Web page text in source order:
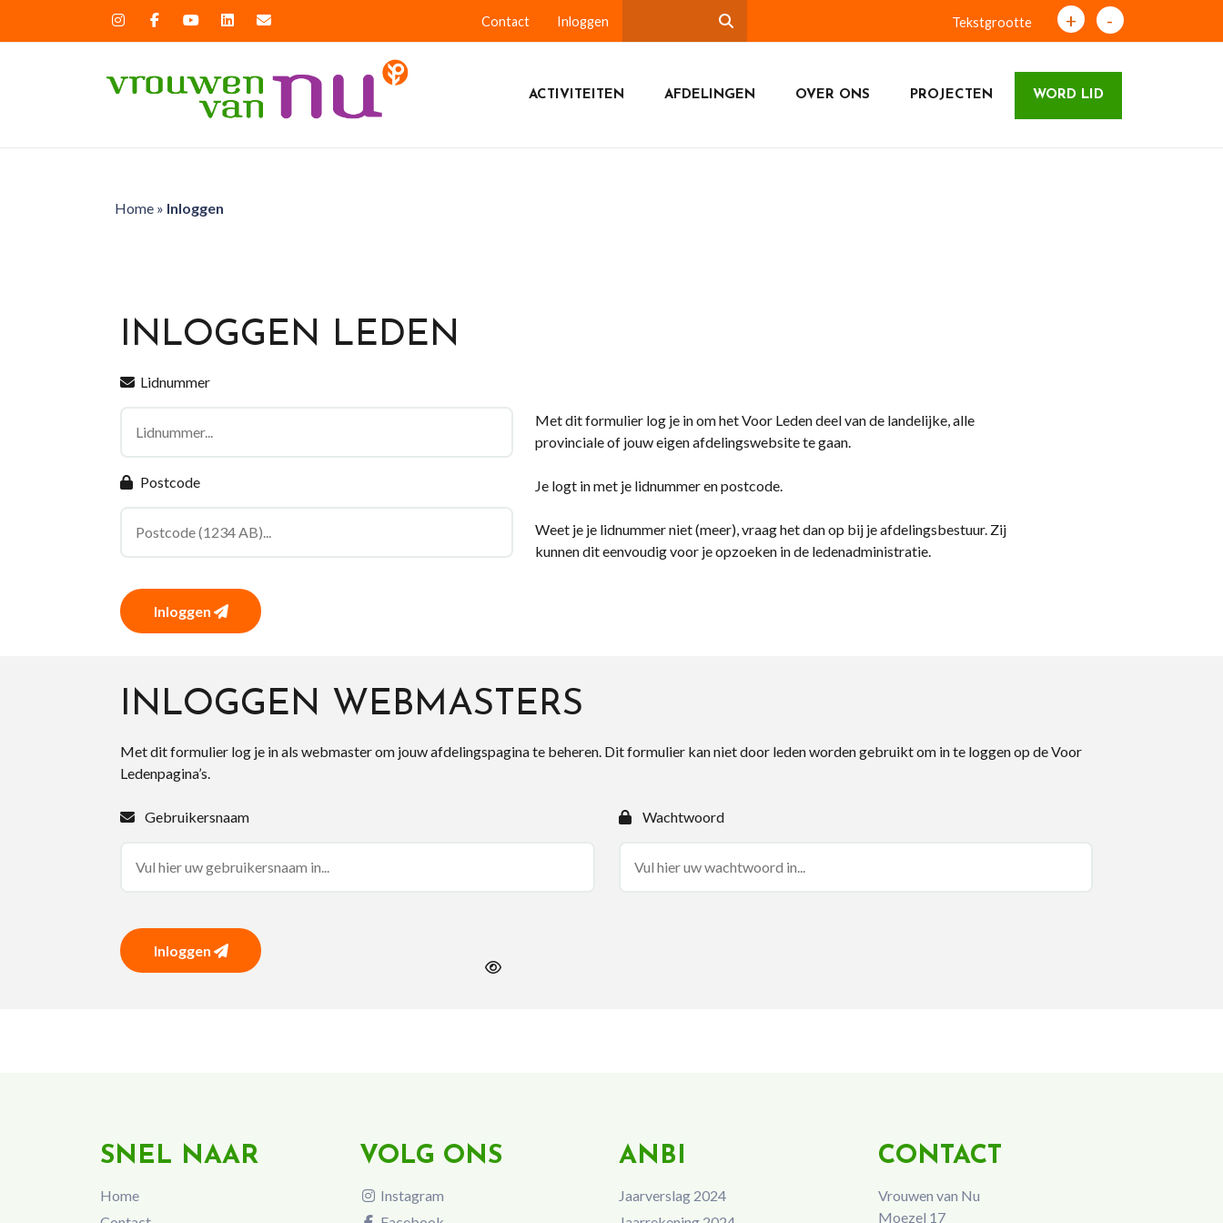
Contact Inloggen Tekstgrootte + -
ACTIVITEITEN AFDELINGEN OVER ONS PROJECTEN WORD LID
Home» Inloggen
INLOGGEN LEDEN
Lidnummer
Postcode
Inloggen
Met dit formulier log je in om het Voor Leden deel van de landelijke, alle
provinciale of jouw eigen afdelingswebsite te gaan.
Je logt in met je lidnummer en postcode.
Weet je je lidnummer niet (meer), vraag het dan op bij je afdelingsbestuur. Zij
kunnen dit eenvoudig voor je opzoeken in de ledenadministratie.
INLOGGEN WEBMASTERS
Met dit formulier log je in als webmaster om jouw afdelingspagina te beheren. Dit formulier kan niet door leden worden gebruikt om in te loggen op de Voor
Ledenpagina’s.
Gebruikersnaam Wachtwoord
Inloggen
SNEL NAAR
Home
VOLG ONS
Instagram
ANBI
Jaarverslag 2024
CONTACT
Vrouwen van Nu
Moezel 17